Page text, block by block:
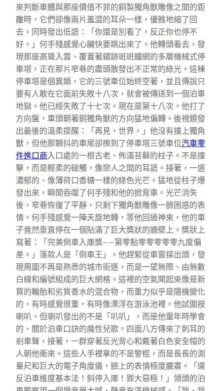
來判斷車體與那座價值不菲的銅製獨角獸雕像之間的距
離時，它們卻像兩片羞澀的耳朵一樣，優雅地縮了回
去。同時發出低語：「你還是別看了，反正你也停不
好。」何手殘感覺心臟快要跳出來了。他轉頭看去，發
現那座高聳入雲、覆蓋著鏽跡斑斑鐵網的多層機械式停
車塔，正在那片窄巷的盡頭散發出不正常的綠光。這棟
停車塔是個異類，它的三號車位始終空著，並且傳說只
要有人敢在它面前失敗十八次，就會被傳送到一個泊車
地獄。他已經失敗了十七次。現在是第十八次。他打了
方向盤，車頭朝著銅獨角獸的方向猛地偏轉。後視鏡發
出最後的溫柔提醒：「再見，世界。」他沒有撞上獨角
獸，但他那顫抖的車尾卻擦到了停車塔三號車位汽車零
件進口商入口處的一根古老、佈滿苔蘚的柱子。不是撞
擊，而是輕柔的碰觸，像戀人之間的耳語。接著，一道
濃郁的、像薄荷口香糖一樣的綠色光芒。猛地從柱子爆
發出來，瞬間吞噬了何手殘和他的掀背車。光芒消失
後，窄巷恢復了平靜，只剩下獨角獸雕像一臉困惑的表
情。何手殘感覺一陣天旋地轉，等他回過神來，他的車
子竟然垂直停在一個貼滿了巨大獎狀的牆壁上。獎狀上
寫著：「完美倒車入庫獎——第零點零零零零零九度偏
差。」落款人是「倒車王」。他趕緊從車窗探出頭，發
現周圍不再是熟悉的城市街道，而是一望無際、由無數
白線和編號組成的巨大網格。這裡的空氣聞起來像是新
買的輪胎和劣質香水的混合物，而重力似乎是隨機變化
的，有時感覺很重，有時像漂浮在游泳池裡。他試圖按
喇叭，但喇叭發出的不是「叭叭」，而是他童年時學會
的、關於泊車口訣的魔性兒歌。四面八方傳來了刺耳的
剎車聲，接著，一群穿著反光背心和戴著白色安全帽的
人朝他衝來。這些人手裡拿的不是警棍，而是長長的測
量尺和巨大的電子角度儀，臉上的表情極度嚴肅。「違
反泊車維度基本法！斜停入庫！罪大惡極！」領頭的泊